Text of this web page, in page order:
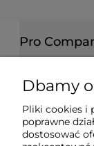
Pro
Farby |
Ochrona
Dbamy
Pliki cookies i
poprawne
dostosować